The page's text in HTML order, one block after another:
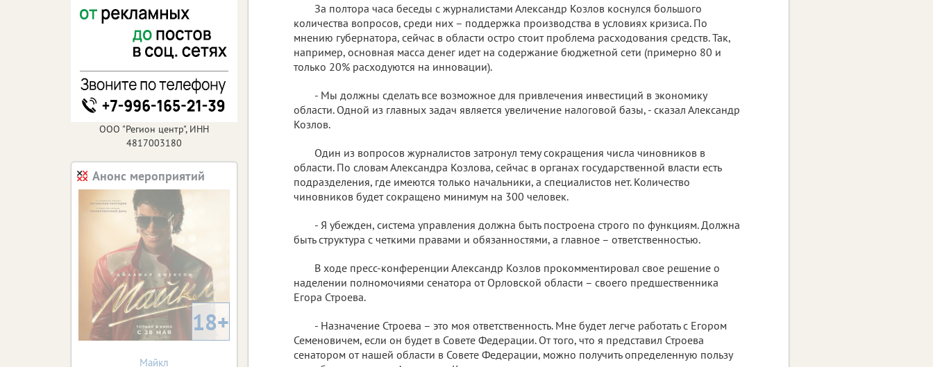
За полтора часа беседы с журналистами Александр Козлов коснулся большого
количества вопросов, среди них – поддержка производства в условиях кризиса. По
мнению губернатора, сейчас в области остро стоит проблема расходования средств. Так,
например, основная масса денег идет на содержание бюджетной сети (примерно 80 и
только 20% расходуются на инновации).
- Мы должны сделать все возможное для привлечения инвестиций в экономику
области. Одной из главных задач является увеличение налоговой базы, - сказал Александр
Козлов.
Один из вопросов журналистов затронул тему сокращения числа чиновников в
области. По словам Александра Козлова, сейчас в органах государственной власти есть
подразделения, где имеются только начальники, а специалистов нет. Количество
чиновников будет сокращено минимум на 300 человек.
- Я убежден, система управления должна быть построена строго по функциям. Должна
быть структура с четкими правами и обязанностями, а главное – ответственностью.
В ходе пресс-конференции Александр Козлов прокомментировал свое решение о
наделении полномочиями сенатора от Орловской области – своего предшественника
Егора Строева.
- Назначение Строева – это моя ответственность. Мне будет легче работать с Егором
Семеновичем, если он будет в Совете Федерации. От того, что я представил Строева
сенатором от нашей области в Совете Федерации, можно получить определенную пользу
ООО "Регион центр", ИНН
4817003180
Анонс мероприятий
18+
Майкл